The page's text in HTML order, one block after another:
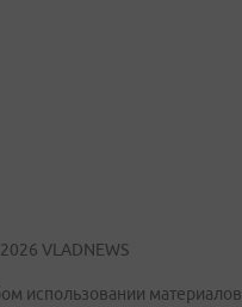
VLADNEWS
использовании материалов